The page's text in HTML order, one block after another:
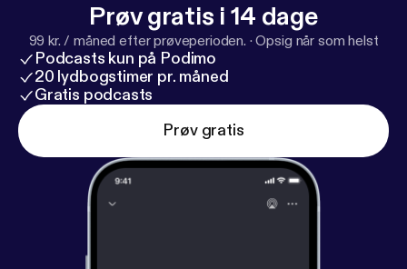
Prøv gratis i 14 dage
99 kr. / måned efter prøveperioden. ·Opsig når som helst
Podcasts kun på Podimo
20 lydbogstimer pr. måned
Gratis podcasts
Prøv gratis